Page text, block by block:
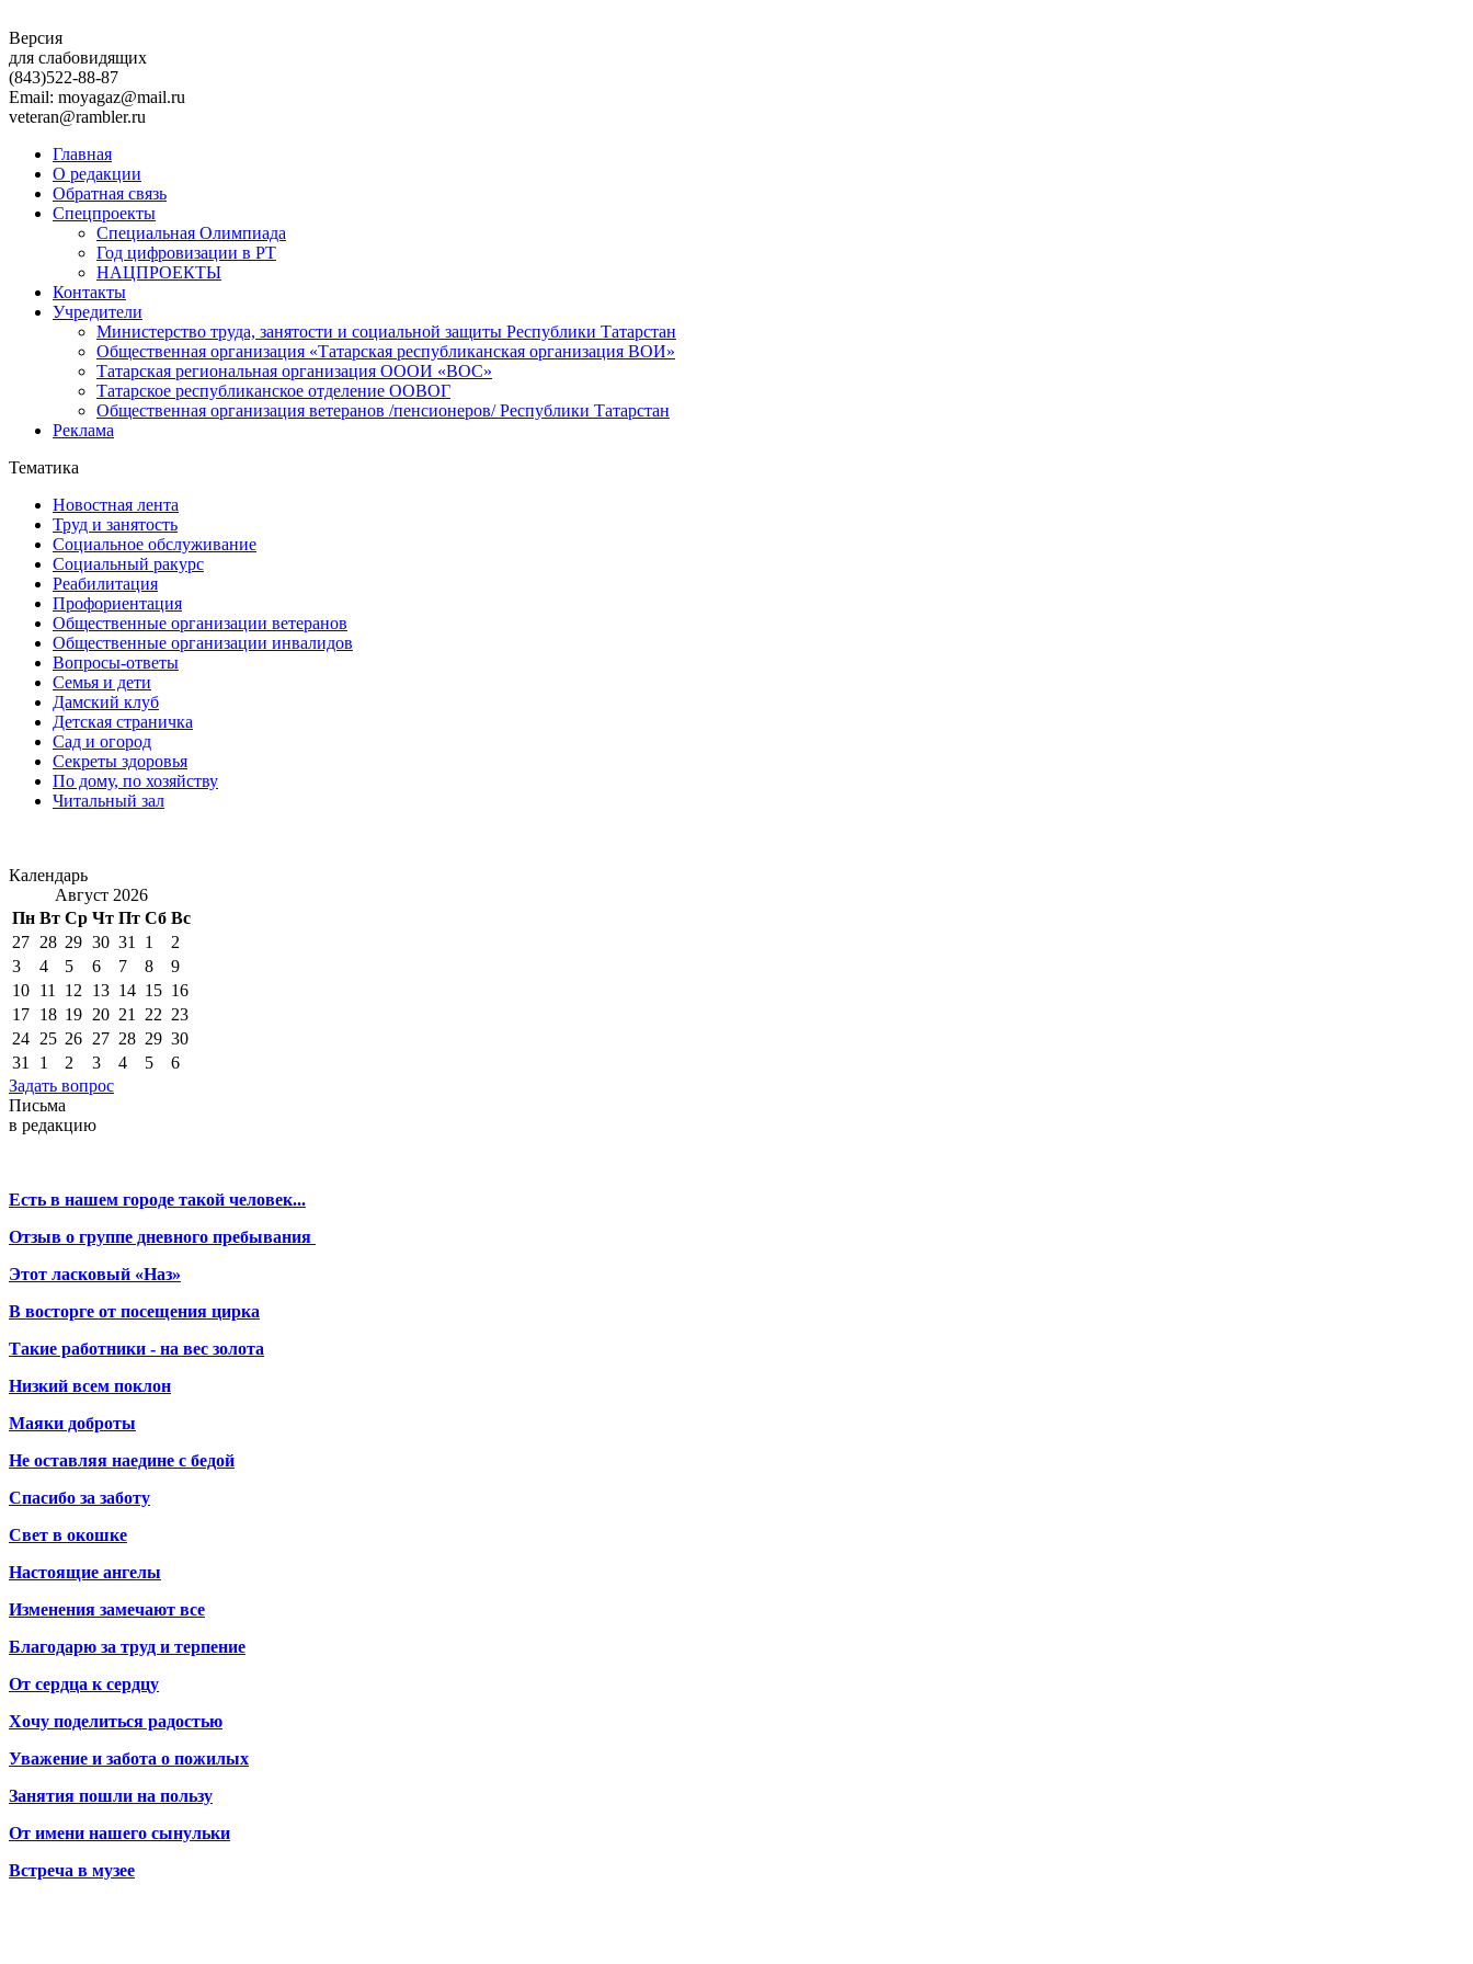
Версия
для слабовидящих
(843)522-88-87
Email: moyagaz@mail.ru
veteran@rambler.ru
Главная
О редакции
Обратная связь
Спецпроекты
Специальная Олимпиада
Год цифровизации в РТ
НАЦПРОЕКТЫ
Контакты
Учредители
Министерство труда, занятости и социальной защиты Республики Татарстан
Общественная организация «Татарская республиканская организация ВОИ»
Татарская региональная организация ОООИ «ВОС»
Татарское республиканское отделение ООВОГ
Общественная организация ветеранов /пенсионеров/ Республики Татарстан
Реклама
Тематика
Новостная лента
Труд и занятость
Социальное обслуживание
Социальный ракурс
Реабилитация
Профориентация
Общественные организации ветеранов
Общественные организации инвалидов
Вопросы-ответы
Семья и дети
Дамский клуб
Детская страничка
Сад и огород
Секреты здоровья
По дому, по хозяйству
Читальный зал
Календарь
Август 2026
Пн Вт Ср Чт Пт Сб Вс
27 28 29 30 31 1
2
3
4 5 6 7 8
9
10 11 12 13 14 15 16
17 18 19 20 21 22 23
24 25 26 27 28 29 30
31
1 2 3 4 5
6
Задать вопрос
Письма
в редакцию
Есть в нашем городе такой человек...
Отзыв о группе дневного пребывания
Этот ласковый «Наз»
В восторге от посещения цирка
Такие работники - на вес золота
Низкий всем поклон
Маяки доброты
Не оставляя наедине с бедой
Спасибо за заботу
Свет в окошке
Настоящие ангелы
Изменения замечают все
Благодарю за труд и терпение
От сердца к сердцу
Хочу поделиться радостью
Уважение и забота о пожилых
Занятия пошли на пользу
От имени нашего сынульки
Встреча в музее